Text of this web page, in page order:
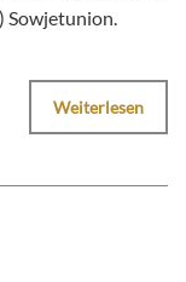
Sowjetunion.
Weiterlesen